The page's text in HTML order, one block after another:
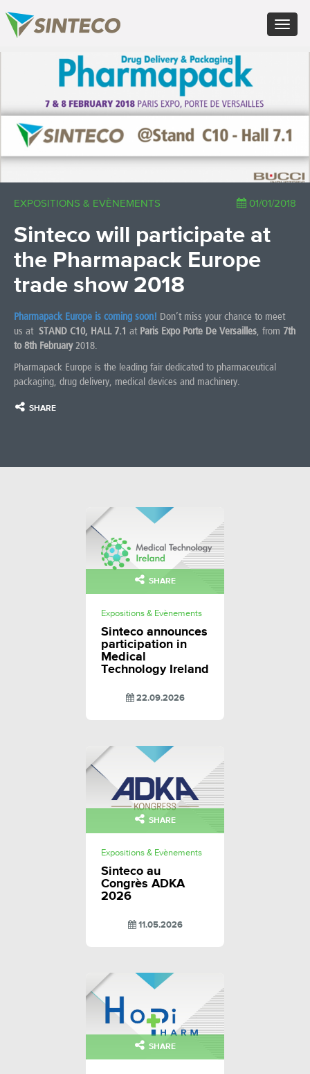
Toggle
×
ES - Español
PT - Português (PT)
PL - Język polski
JA - 日本語
EXPOSITIONS & EVÈNEMENTS 01/01/2018
Sinteco will participate at
the Pharmapack Europe
trade show 2018
Pharmapack Europe is coming soon! Don’t miss your chance to meet
us at STAND C10, HALL 7.1 at Paris Expo Porte De Versailles, from 7th
to 8th February2018.
Pharmapack Europe is the leading fair dedicated to pharmaceutical
packaging, drug delivery, medical devices and machinery.
SHARE
SHARE
Expositions & Evènements
Sinteco announces
participation in
Medical
Technology Ireland
22.09.2026
SHARE
Expositions & Evènements
Sinteco au
Congrès ADKA
2026
11.05.2026
SHARE